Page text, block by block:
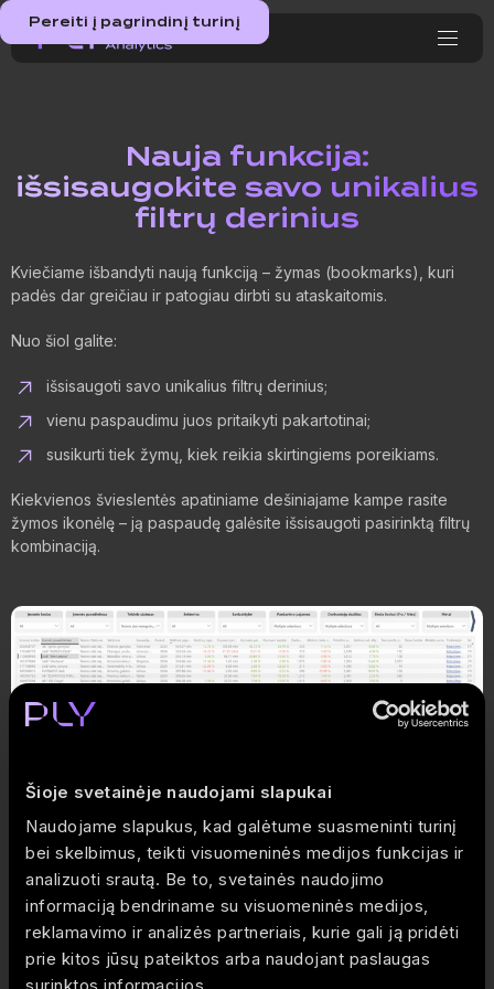
Šioje svetainėje naudojami slapukai
Naudojame slapukus, kad galėtume suasmeninti turinį
bei skelbimus, teikti visuomeninės medijos funkcijas ir
analizuoti srautą. Be to, svetainės naudojimo
informaciją bendriname su visuomeninės medijos,
reklamavimo ir analizės partneriais, kurie gali ją pridėti
prie kitos jūsų pateiktos arba naudojant paslaugas
Pereiti į pagrindinį turinį
Nauja funkcija:
išsisaugokite savo unikalius
filtrų derinius
Kviečiame išbandyti naują funkciją – žymas (bookmarks), kuri
padės dar greičiau ir patogiau dirbti su ataskaitomis.
Nuo šiol galite:
išsisaugoti savo unikalius filtrų derinius;
vienu paspaudimu juos pritaikyti pakartotinai;
susikurti tiek žymų, kiek reikia skirtingiems poreikiams.
Kiekvienos švieslentės apatiniame dešiniajame kampe rasite
žymos ikonėlę – ją paspaudę galėsite išsisaugoti pasirinktą filtrų
kombinaciją.
Kaip tai veikia?
Atsifiltruokite ataskaitą pagal norimus kriterijus.